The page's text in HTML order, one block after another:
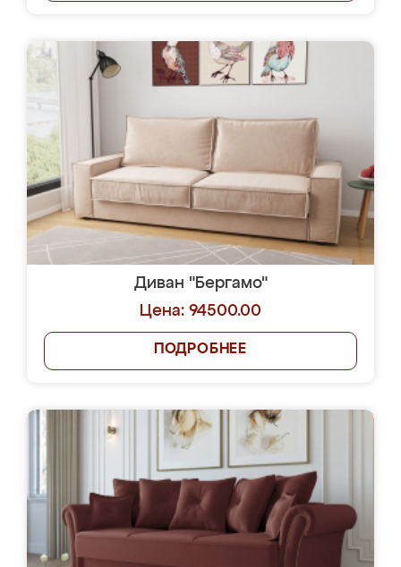
Диван "Бергамо"
Цена: 94500.00
ПОДРОБНЕЕ